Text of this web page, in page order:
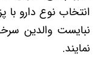
انتخاب نوع دارو
نبایست والدین
نمایند.